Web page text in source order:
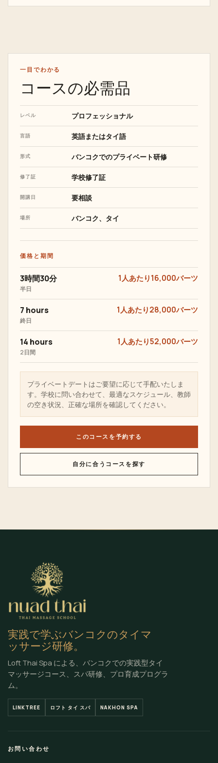
一目でわかる
コースの必需品
レベル プロフェッショナル
言語 英語またはタイ語
形式 バンコクでのプライベート研修
修了証 学校修了証
開講日 要相談
場所 バンコク、タイ
価格と期間
3時間30分
半日
1人あたり16,000バーツ
7 hours
終日
1人あたり28,000バーツ
14 hours
2日間
1人あたり52,000バーツ
プライベートデートはご要望に応じて手配いたしま
す。学校に問い合わせて、最適なスケジュール、教師
の空き状況、正確な場所を確認してください。
このコースを予約する
自分に合うコースを探す
実践で学ぶバンコクのタイマ
ッサージ研修。
Loft Thai Spa による、バンコクでの実践型タイ
マッサージコース、スパ研修、プロ育成プログラ
ム。
LINKTREE ロフト タイ スパ NAKHON SPA
お問い合わせ